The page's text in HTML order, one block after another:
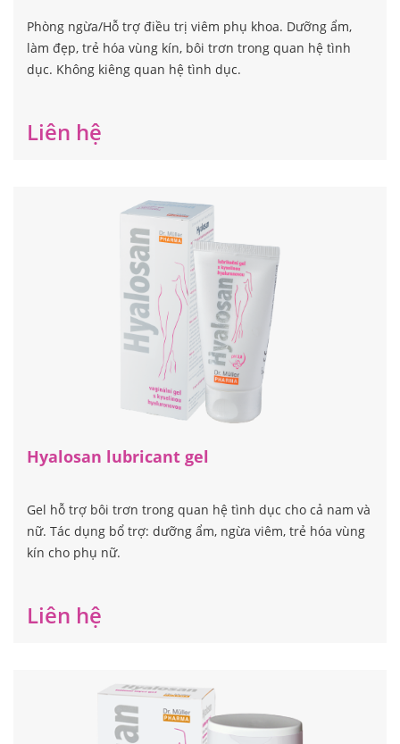
Phòng ngừa/Hỗ trợ điều trị viêm phụ khoa. Dưỡng ẩm,
làm đẹp, trẻ hóa vùng kín, bôi trơn trong quan hệ tình
dục. Không kiêng quan hệ tình dục.
Liên hệ
Hyalosan lubricant gel
Gel hỗ trợ bôi trơn trong quan hệ tình dục cho cả nam và
nữ. Tác dụng bổ trợ: dưỡng ẩm, ngừa viêm, trẻ hóa vùng
kín cho phụ nữ.
Liên hệ